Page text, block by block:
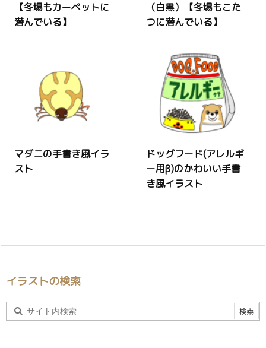
【冬場もカーペットに
潜んでいる】
（白黒）【冬場もこた
つに潜んでいる】
マダニの手書き風イラ
スト
ドッグフード(アレルギ
ー用β)のかわいい手書
き風イラスト
イラストの検索